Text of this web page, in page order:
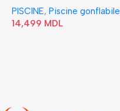
Bubble” 28446
PISCINE, Piscine gonflabile
14,499 MDL